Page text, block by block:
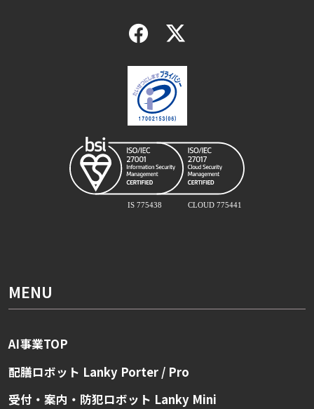
MENU
AI事業TOP
配膳ロボット Lanky Porter / Pro
受付・案内・防犯ロボット Lanky Mini